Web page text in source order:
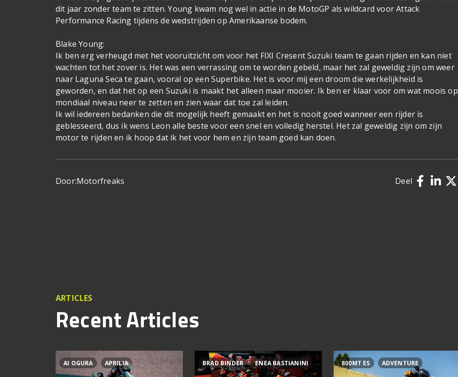
dit jaar zonder team te zitten. Young kwam nog wel in actie in de MotoGP als wildcard voor Attack
Performance Racing tijdens de wedstrijden op Amerikaanse bodem.
Blake Young:
Ik ben erg verheugd met het vooruitzicht om voor het FIXI Cresent Suzuki team te gaan rijden en kan niet
wachten tot het zover is. Het was een verrassing om te worden gebeld, maar het zal geweldig zijn om weer
naar Laguna Seca te gaan, vooral op een Superbike. Het is voor mij een droom die werkelijkheid is
geworden, en dat het op een Suzuki is maakt het alleen maar mooier. Ik ben er klaar voor om wat moois op
mondiaal niveau neer te zetten en zien waar dat toe zal leiden.
Ik wil iedereen bedanken die dit mogelijk heeft gemaakt en het is nooit goed wanneer een rijder is
geblesseerd, dus ik wens Leon alle beste voor een snel en volledig herstel. Het zal geweldig zijn om zijn
motor te rijden en ik hoop dat ik het voor hem en zijn team goed kan doen.
Door:Motorfreaks Deel
ARTICLES
Recent Articles
AI OGURA APRILIA BRAD BINDER ENEA BASTIANINI 800MT ES ADVENTURE